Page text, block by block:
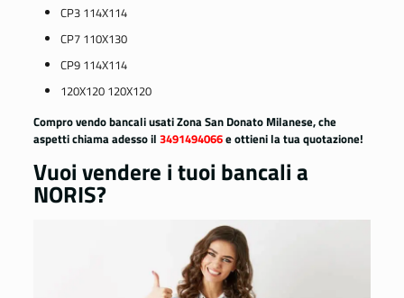
CP3 114X114
CP7 110X130
CP9 114X114
120X120 120X120
Compro vendo bancali usati Zona San Donato Milanese, che
aspetti chiama adesso il 3491494066e ottieni la tua quotazione!
Vuoi vendere i tuoi bancali a
NORIS?